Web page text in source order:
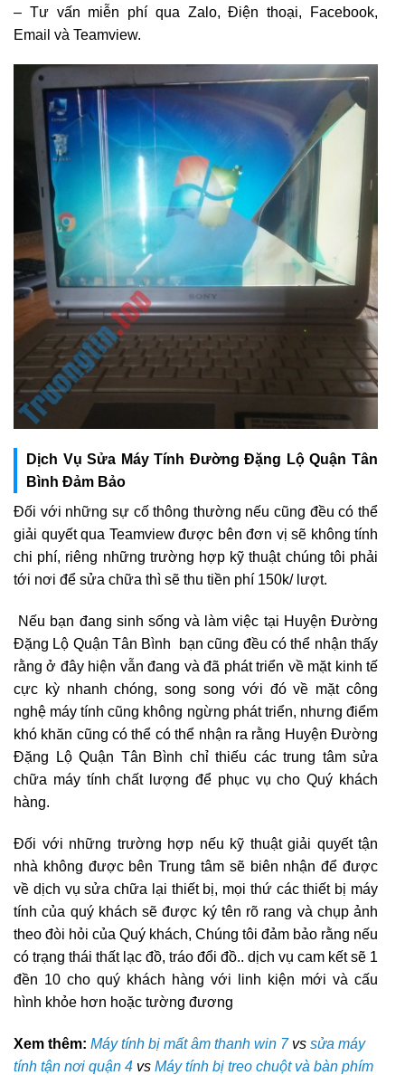
– Tư vấn miễn phí qua Zalo, Điện thoại, Facebook,
Email và Teamview.
Dịch Vụ Sửa Máy Tính Đường Đặng Lộ Quận Tân
Bình Đảm Bảo
Đối với những sự cố thông thường nếu cũng đều có thể
giải quyết qua Teamview được bên đơn vị sẽ không tính
chi phí, riêng những trường hợp kỹ thuật chúng tôi phải
tới nơi để sửa chữa thì sẽ thu tiền phí 150k/ lượt.
Nếu bạn đang sinh sống và làm việc tại Huyện Đường
Đặng Lộ Quận Tân Bình bạn cũng đều có thể nhận thấy
rằng ở đây hiện vẫn đang và đã phát triển về mặt kinh tế
cực kỳ nhanh chóng, song song với đó về mặt công
nghệ máy tính cũng không ngừng phát triển, nhưng điểm
khó khăn cũng có thể có thể nhận ra rằng Huyện Đường
Đặng Lộ Quận Tân Bình chỉ thiếu các trung tâm sửa
chữa máy tính chất lượng để phục vụ cho Quý khách
hàng.
Đối với những trường hợp nếu kỹ thuật giải quyết tận
nhà không được bên Trung tâm sẽ biên nhận để được
về dịch vụ sửa chữa lại thiết bị, mọi thứ các thiết bị máy
tính của quý khách sẽ được ký tên rõ rang và chụp ảnh
theo đòi hỏi của Quý khách, Chúng tôi đảm bảo rằng nếu
có trạng thái thất lạc đồ, tráo đổi đồ.. dịch vụ cam kết sẽ 1
đền 10 cho quý khách hàng với linh kiện mới và cấu
hình khỏe hơn hoặc tường đương
Xem thêm: Máy tính bị mất âm thanh win 7vs sửa máy
tính tận nơi quận 4 vs Máy tính bị treo chuột và bàn phím